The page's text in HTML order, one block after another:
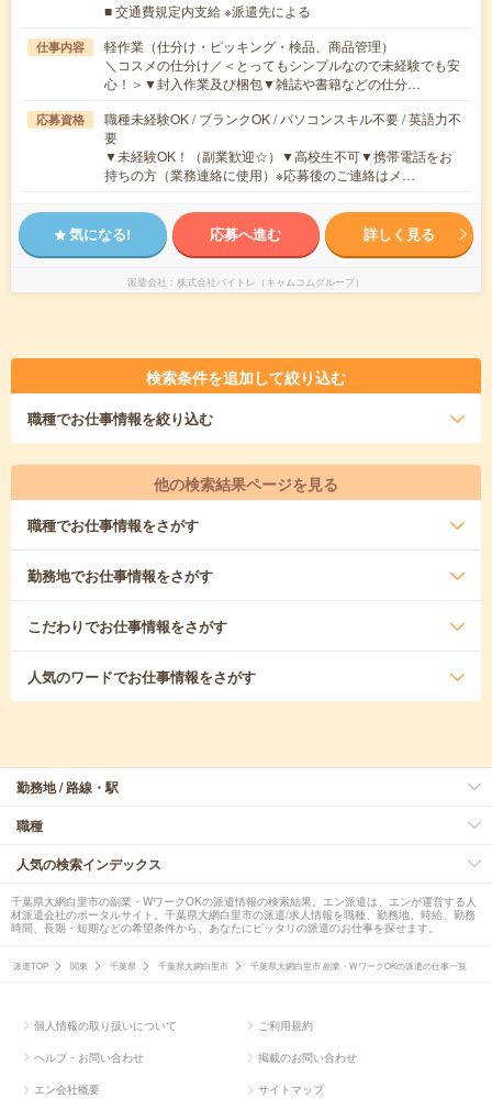
■ 交通費規定内支給 ※派遣先による
仕事内容
軽作業（仕分け・ピッキング・検品、商品管理）
＼コスメの仕分け／＜とってもシンプルなので未経験でも安
心！＞▼封入作業及び梱包▼雑誌や書籍などの仕分…
応募資格
職種未経験OK / ブランクOK / パソコンスキル不要 / 英語力不
要
▼未経験OK！（副業歓迎☆）▼高校生不可▼携帯電話をお
持ちの方（業務連絡に使用）※応募後のご連絡はメ…
気になる! 応募へ進む 詳しく見る
派遣会社 株式会社バイトレ（キャムコムグループ）
検索条件を追加して絞り込む
職種でお仕事情報を絞り込む
他の検索結果ページを見る
職種でお仕事情報をさがす
勤務地でお仕事情報をさがす
こだわりでお仕事情報をさがす
人気のワードでお仕事情報をさがす
勤務地 / 路線・駅
職種
人気の検索インデックス
千葉県大網白里市の副業・WワークOKの派遣情報の検索結果。エン派遣は、エンが運営する人
材派遣会社のポータルサイト。千葉県大網白里市の派遣/求人情報を職種、勤務地、時給、勤務
時間、長期・短期などの希望条件から、あなたにピッタリの派遣のお仕事を探せます。
派遣TOP 関東 千葉県 千葉県大網白里市 千葉県大網白里市 副業・WワークOKの派遣の仕事一覧
個人情報の取り扱いについて ご利用規約
ヘルプ・お問い合わせ 掲載のお問い合わせ
エン会社概要 サイトマップ